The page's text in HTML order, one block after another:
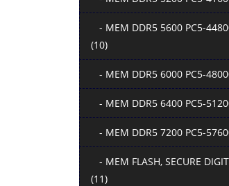
- MEM DDR5 5600 PC5-
(10)
- MEM DDR5 6000 PC5-
- MEM DDR5 6400 PC5-
- MEM DDR5 7200 PC5-
- MEM FLASH, SECURE
(11)